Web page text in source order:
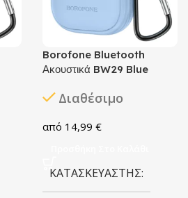
Borofone Bluetooth
Ακουστικά BW29 Blue
Διαθέσιμο
14,99 €
ΚΑΤΑΣΚΕΥΑΣΤΉΣ